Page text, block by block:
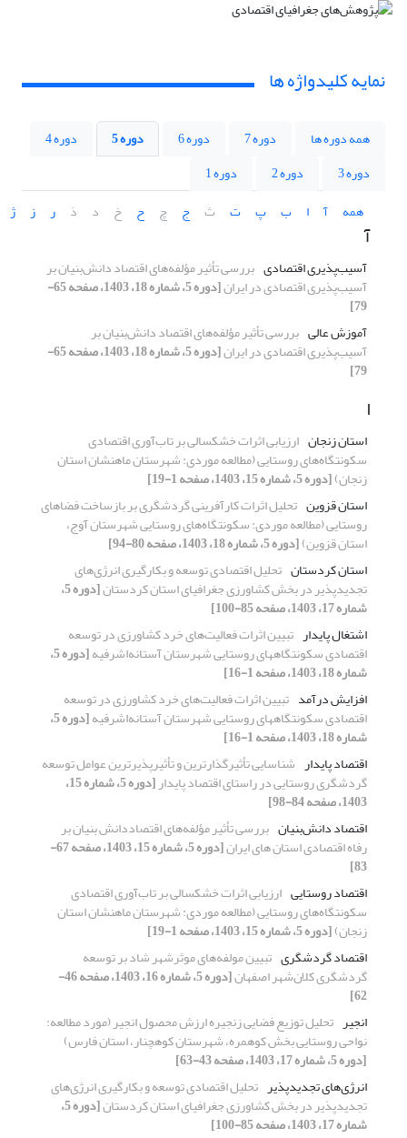
نمایه کلیدواژه ها
همه دوره ها دوره 7 دوره 6 دوره 5
دوره 4
دوره 3
دوره 2
دوره 1
همه
آ ا ب پ ت ث ج چ ح خ د ذ ر ز ژ
آ
آسیب‌پذیری اقتصادی بررسی تأثیر مؤلفه‌های اقتصاد دانش‌بنیان بر
آسیب‌پذیری اقتصادی در ایران [دوره 5، شماره 18، 1403، صفحه 65-
79]
آموزش عالی بررسی تأثیر مؤلفه‌های اقتصاد دانش‌بنیان بر
آسیب‌پذیری اقتصادی در ایران [دوره 5، شماره 18، 1403، صفحه 65-
79]
ا
استان زنجان ارزیابی اثرات خشکسالی بر تاب‌‌آوری اقتصادی
سکونتگاه‌‌های روستایی (مطالعه موردی: شهرستان ماهنشان استان
زنجان)[دوره 5، شماره 15، 1403، صفحه 1-19]
استان قزوین تحلیل اثرات کارآفرینی گردشگری بر بازساخت فضاهای
روستایی (مطالعه موردی: سکونتگاه‌های روستایی شهرستان آوج،
استان قزوین)[دوره 5، شماره 18، 1403، صفحه 80-94]
استان کردستان تحلیل اقتصادی توسعه و بکارگیری انرژی‌های
تجدیدپذیر در بخش کشاورزی جغرافیای استان کردستان [دوره 5،
شماره 17، 1403، صفحه 85-100]
اشتغال پایدار تبیین اثرات فعالیت‌های خرد کشاورزی در توسعه
اقتصادی سکونتگاههای روستایی شهرستان آستانه‌اشرفیه [دوره 5،
شماره 18، 1403، صفحه 1-16]
افزایش درآمد تبیین اثرات فعالیت‌های خرد کشاورزی در توسعه
اقتصادی سکونتگاههای روستایی شهرستان آستانه‌اشرفیه [دوره 5،
شماره 18، 1403، صفحه 1-16]
اقتصاد پایدار شناسایی تأثیرگذارترین و تأثیرپذیرترین عوامل توسعه
گردشگری روستایی در راستای اقتصاد پایدار [دوره 5، شماره 15،
1403، صفحه 84-98]
اقتصاد دانش‌بنیان بررسی تأثیر مؤلفه‌های اقتصاددانش بنیان بر
رفاه اقتصادی استان های ایران [دوره 5، شماره 15، 1403، صفحه 67-
83]
اقتصاد روستایی ارزیابی اثرات خشکسالی بر تاب‌‌آوری اقتصادی
سکونتگاه‌‌های روستایی (مطالعه موردی: شهرستان ماهنشان استان
زنجان)[دوره 5، شماره 15، 1403، صفحه 1-19]
اقتصاد گردشگری تبیین مولفه‌های موثرشهر شاد بر توسعه
گردشگری کلان‌شهر اصفهان [دوره 5، شماره 16، 1403، صفحه 46-
62]
انجیر تحلیل توزیع فضایی زنجیره ارزش محصول انجیر (مورد مطالعه:
نواحی روستایی بخش کوهمره، شهرستان کوهچنار، استان فارس)
[دوره 5، شماره 17، 1403، صفحه 43-63]
انرژی‌های تجدیدپذیر تحلیل اقتصادی توسعه و بکارگیری انرژی‌های
تجدیدپذیر در بخش کشاورزی جغرافیای استان کردستان [دوره 5،
شماره 17، 1403، صفحه 85-100]